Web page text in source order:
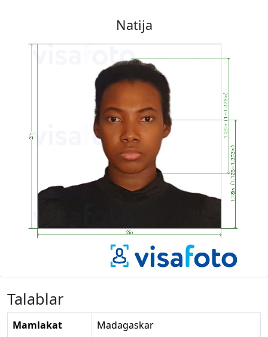
Natija
Talablar
Mamlakat
Madagaskar